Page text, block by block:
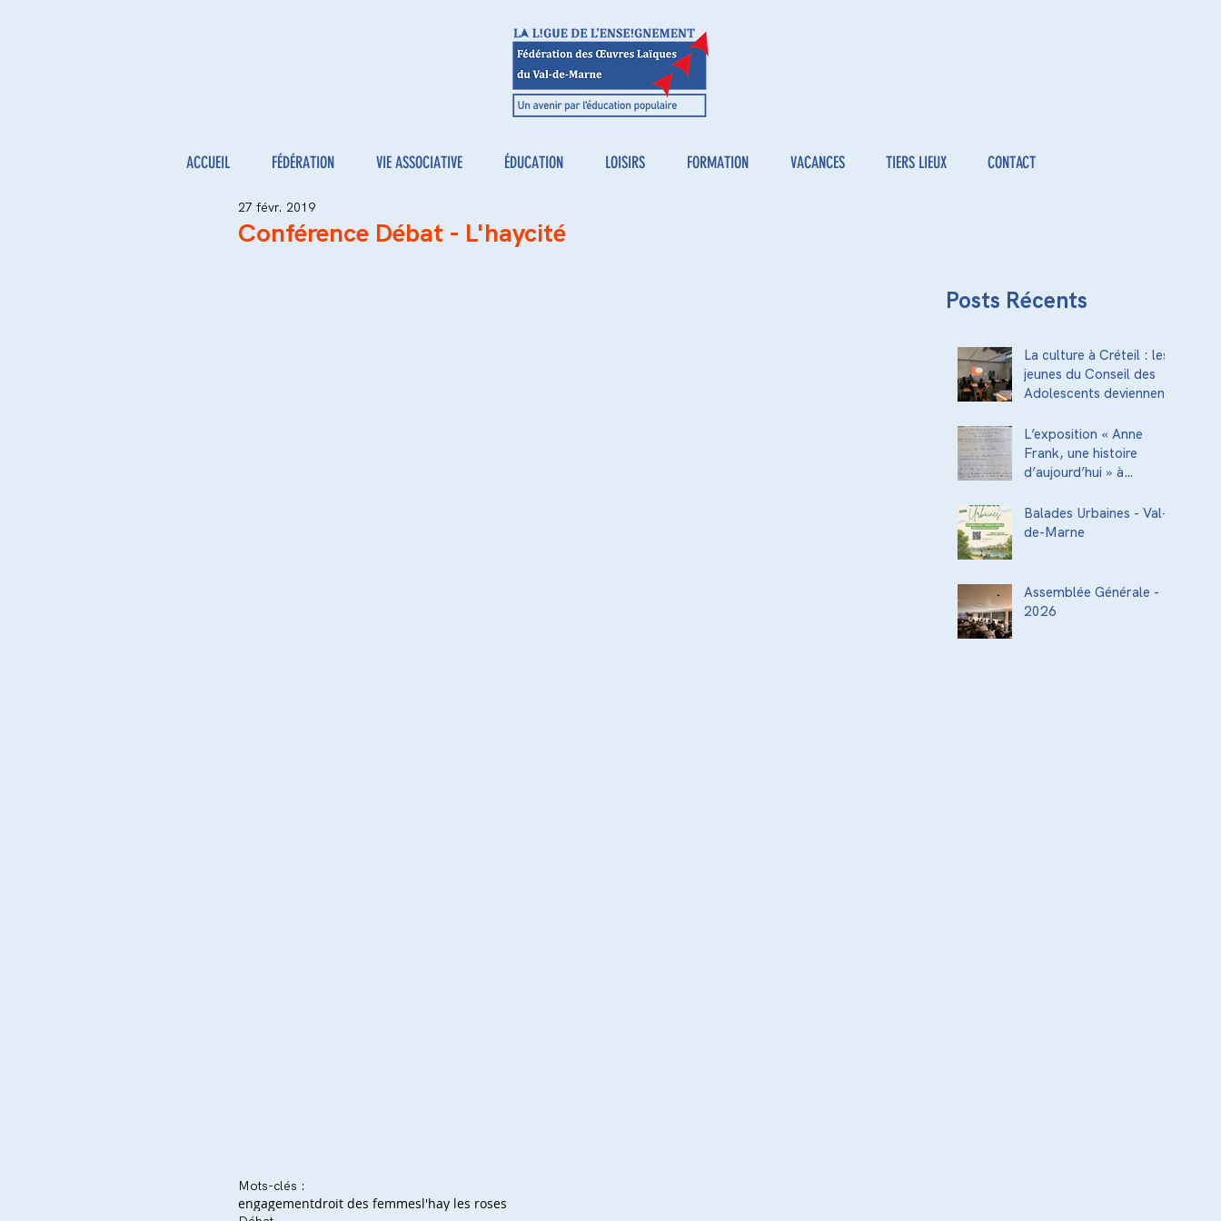
ACCUEIL FÉDÉRATION VIE ASSOCIATIVE ÉDUCATION LOISIRS FORMATION VACANCES TIERS LIEUX CONTACT
Conférence Débat - L'haycité
27 févr. 2019
Mots-clés :
engagementdroit des femmesl'hay les roses
Posts Récents
La culture à Créteil : les
jeunes du Conseil des
Adolescents deviennent
transmission culturelle
de la ville
L’exposition « Anne
Frank, une histoire
d’aujourd’hui » à
Supérieur du
Professorat et de
Balades Urbaines - Val-
de-Marne
Assemblée Générale -
2026